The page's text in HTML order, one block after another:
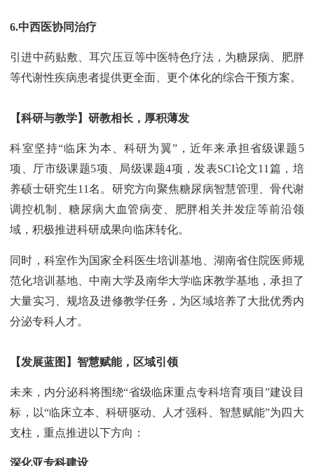
6.中西医协同治疗
引进中药贴敷、耳穴压豆等中医特色疗法，为糖尿病、肥胖
等代谢性疾病患者提供更全面、更个体化的综合干预方案。
【科研与教学】研教相长，厚积薄发
科室坚持“临床为本、科研为翼”，近年来承担省级课题5
项、厅市级课题5项、局级课题4项，发表SCI论文11篇，培
养硕士研究生11名。研究方向聚焦糖尿病智慧管理、骨代谢
调控机制、糖尿病大血管病变、肥胖相关并发症等前沿领
域，积极推进科研成果向临床转化。
同时，科室作为国家全科医生培训基地、湖南省住院医师规
范化培训基地、中南大学及南华大学临床教学基地，承担了
大量实习、规培及进修教学任务，为区域培养了大批优秀内
分泌专科人才。
【发展蓝图】智慧赋能，区域引领
未来，内分泌科将围绕“省级临床重点专科培育项目”建设目
标，以“临床立本、科研驱动、人才强科、智慧赋能”为四大
支柱，重点推进以下方向：
深化亚专科建设